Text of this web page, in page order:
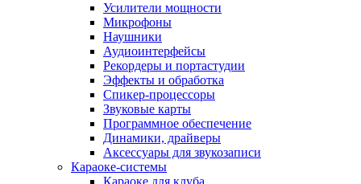
Усилители мощности
Микрофоны
Наушники
Аудиоинтерфейсы
Рекордеры и портастудии
Эффекты и обработка
Спикер-процессоры
Звуковые карты
Программное обеспечение
Динамики, драйверы
Аксессуары для звукозаписи
Караоке-системы
Караоке для клуба